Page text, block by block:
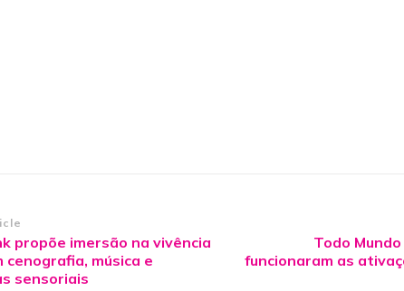
propõe imersão na vivência
cenografia, música e
sensoriais
Todo
funcionaram as